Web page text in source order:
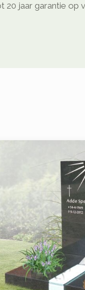
jaar garantie op